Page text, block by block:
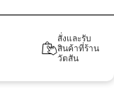
สั่งและรับ
สินค้าที่ร้าน
วัตสัน